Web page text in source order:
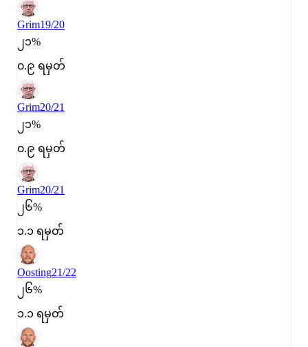
Grim19/20
၂၁%
၀.၉ ရမှတ်
Grim20/21
၂၁%
၀.၉ ရမှတ်
Grim20/21
၂၆%
၁.၁ ရမှတ်
Oosting21/22
၂၆%
၁.၁ ရမှတ်